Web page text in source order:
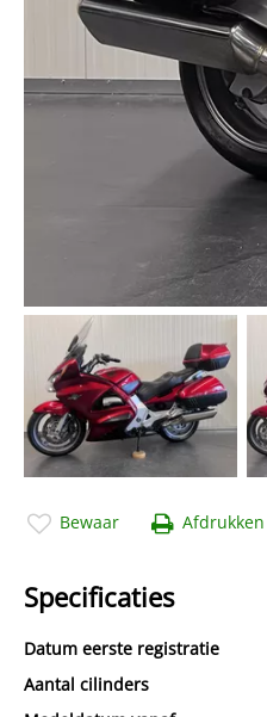
Bewaar Afdrukken
Specificaties
Datum eerste registratie
Aantal cilinders